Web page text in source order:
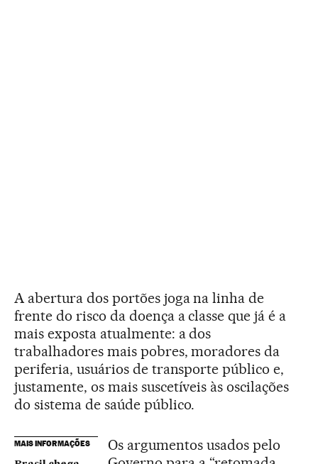
A abertura dos portões joga na linha de
frente do risco da doença a classe que já é a
mais exposta atualmente: a dos
trabalhadores mais pobres, moradores da
periferia, usuários de transporte público e,
justamente, os mais suscetíveis às oscilações
do sistema de saúde público.
MAIS INFORMAÇÕES
Os argumentos usados pelo